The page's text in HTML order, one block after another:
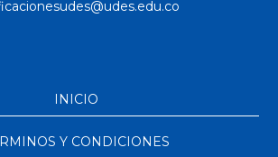
INICIO
Y CONDICIONES